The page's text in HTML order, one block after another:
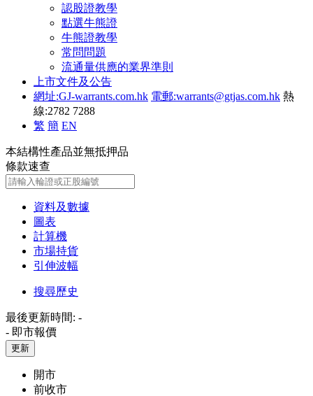
認股證教學
點選牛熊證
牛熊證教學
常問問題
流通量供應的業界準則
上市文件及公告
網址:GJ-warrants.com.hk 電郵:warrants@gtjas.com.hk 熱
線:2782 7288
繁 簡 EN
本結構性產品並無抵押品
條款速查
資料及數據
圖表
計算機
市場持貨
引伸波幅
搜尋歷史
最後更新時間: -
- 即市報價
更新
開市
前收市